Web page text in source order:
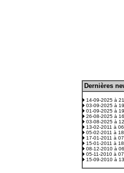
Dernières
14-09-2025 à
03-09-2025 à
01-09-2025 à
26-08-2025 à
03-08-2025 à
13-02-2011 à
05-02-2011 à
17-01-2011 à
15-01-2011 à
08-12-2010 à
05-11-2010 à
15-09-2010 à